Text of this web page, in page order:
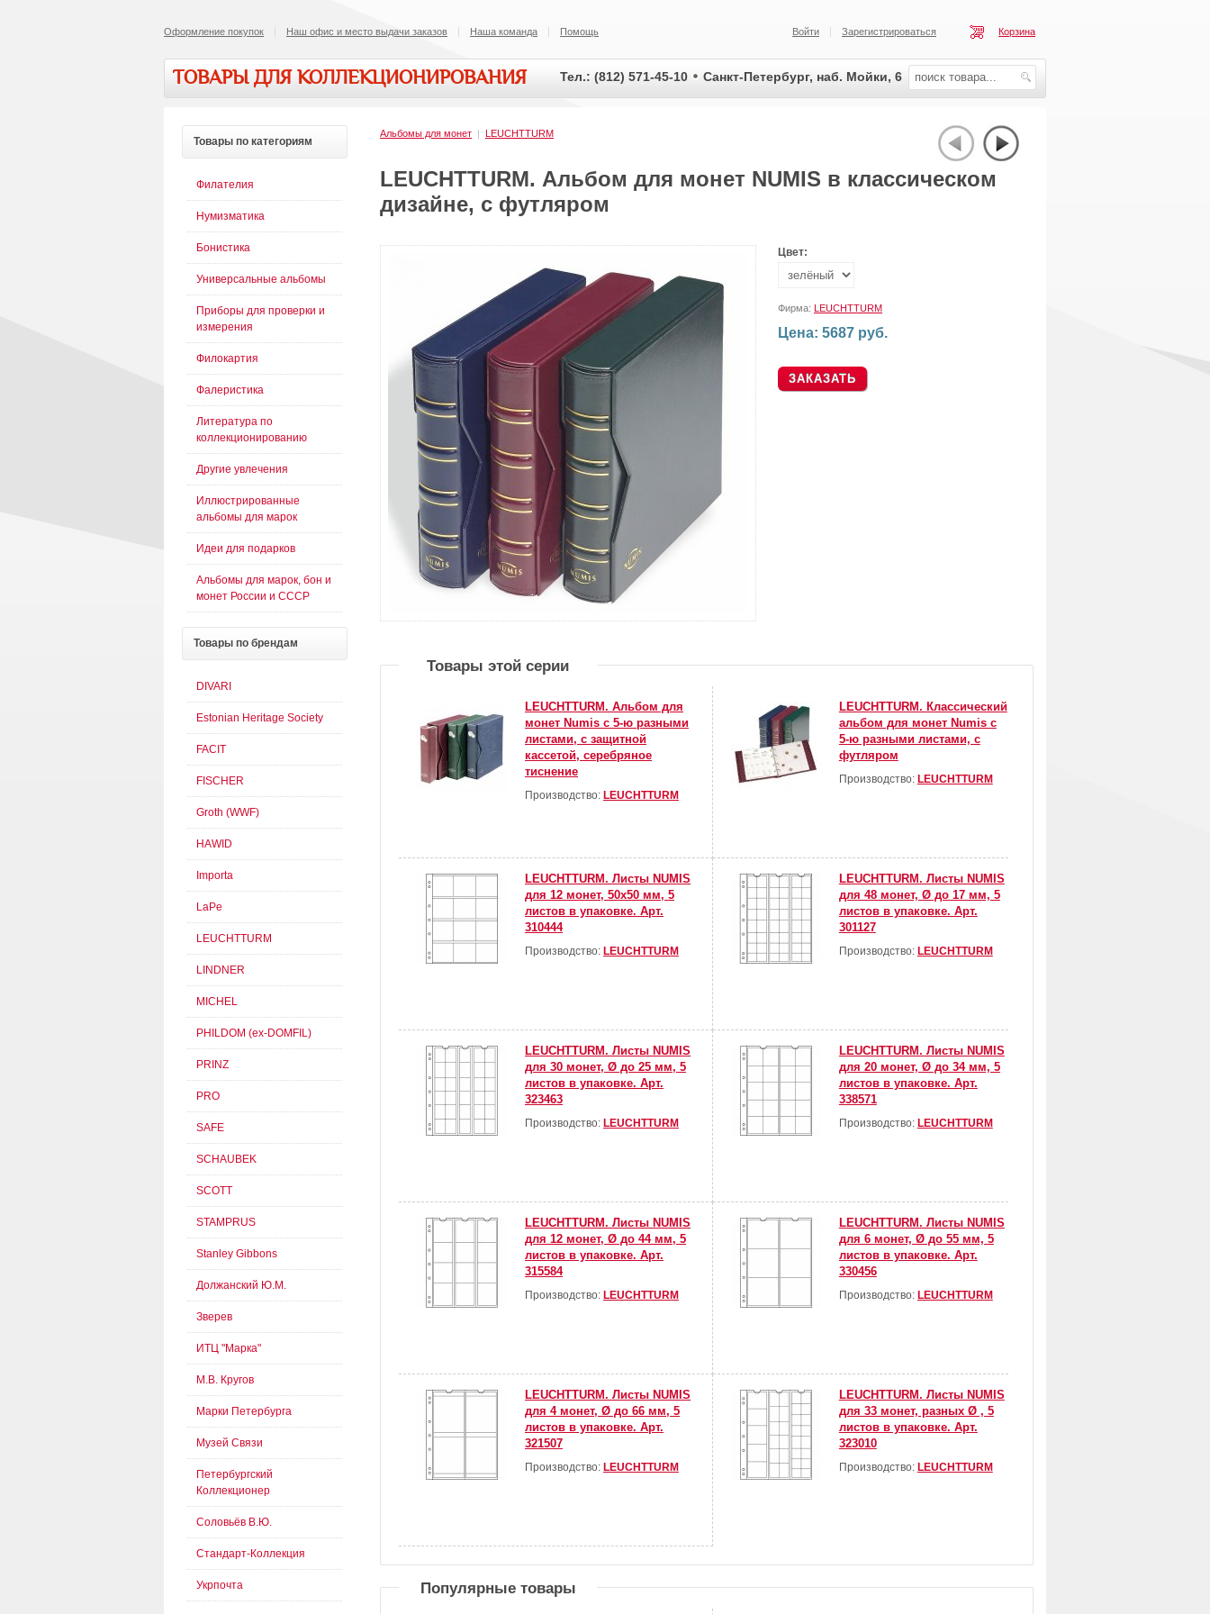
Оформление покупок Наш офис и место выдачи заказов Наша команда Помощь Корзина
Зарегистрироваться
Войти
ТОВАРЫ ДЛЯ КОЛЛЕКЦИОНИРОВАНИЯ Тел.: (812) 571-45-10 Санкт-Петербург, наб. Мойки, 6
Альбомы для монет | LEUCHTTURM
LEUCHTTURM. Альбом для монет NUMIS в классическом
дизайне, с футляром
Цвет:
Фирма: LEUCHTTURM
Цена: 5687 руб.
Товары этой серии
LEUCHTTURM. Альбом для
монет Numis с 5-ю разными
листами, с защитной
кассетой, серебряное
тиснение
Производство: LEUCHTTURM
LEUCHTTURM. Классический
альбом для монет Numis с
5-ю разными листами, с
футляром
Производство: LEUCHTTURM
LEUCHTTURM. Листы NUMIS
для 12 монет, 50х50 мм, 5
листов в упаковке. Арт.
310444
Производство: LEUCHTTURM
LEUCHTTURM. Листы NUMIS
для 48 монет, Ø до 17 мм, 5
листов в упаковке. Арт.
301127
Производство: LEUCHTTURM
LEUCHTTURM. Листы NUMIS
для 30 монет, Ø до 25 мм, 5
листов в упаковке. Арт.
323463
Производство: LEUCHTTURM
LEUCHTTURM. Листы NUMIS
для 20 монет, Ø до 34 мм, 5
листов в упаковке. Арт.
338571
Производство: LEUCHTTURM
LEUCHTTURM. Листы NUMIS
для 12 монет, Ø до 44 мм, 5
листов в упаковке. Арт.
315584
Производство: LEUCHTTURM
LEUCHTTURM. Листы NUMIS
для 6 монет, Ø до 55 мм, 5
листов в упаковке. Арт.
330456
Производство: LEUCHTTURM
LEUCHTTURM. Листы NUMIS
для 4 монет, Ø до 66 мм, 5
листов в упаковке. Арт.
321507
Производство: LEUCHTTURM
LEUCHTTURM. Листы NUMIS
для 33 монет, разных Ø , 5
листов в упаковке. Арт.
323010
Производство: LEUCHTTURM
Популярные товары
Товары по категориям
Филателия
Нумизматика
Бонистика
Универсальные альбомы
Приборы для проверки и
измерения
Филокартия
Фалеристика
Литература по
коллекционированию
Другие увлечения
Иллюстрированные
альбомы для марок
Идеи для подарков
Альбомы для марок, бон и
монет России и СССР
Товары по брендам
DIVARI
Estonian Heritage Society
FACIT
FISCHER
Groth (WWF)
HAWID
Importa
LaPe
LEUCHTTURM
LINDNER
MICHEL
PHILDOM (ex-DOMFIL)
PRINZ
PRO
SAFE
SCHAUBEK
SCOTT
STAMPRUS
Stanley Gibbons
Должанский Ю.М.
Зверев
ИТЦ "Марка"
М.В. Кругов
Марки Петербурга
Музей Связи
Петербургский
Коллекционер
Соловьёв В.Ю.
Стандарт-Коллекция
Укрпочта